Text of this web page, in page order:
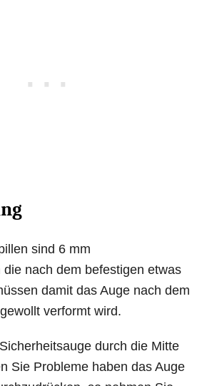
sind 6 mm
die nach dem befestigen etwas
damit das Auge nach dem
verformt wird.
durch die Mitte
Sie Probleme haben das Auge